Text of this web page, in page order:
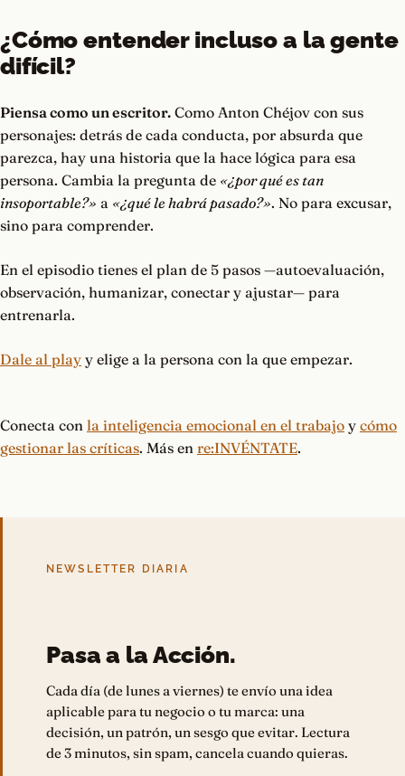
¿Cómo entender incluso a la gente
difícil?
Piensa como un escritor. Como Anton Chéjov con sus
personajes: detrás de cada conducta, por absurda que
parezca, hay una historia que la hace lógica para esa
persona. Cambia la pregunta de «¿por qué es tan
insoportable?» a «¿qué le habrá pasado?». No para excusar,
sino para comprender.
En el episodio tienes el plan de 5 pasos —autoevaluación,
observación, humanizar, conectar y ajustar— para
entrenarla.
Dale al play y elige a la persona con la que empezar.
Conecta con la inteligencia emocional en el trabajo y cómo
gestionar las críticas. Más en re:INVÉNTATE.
NEWSLETTER DIARIA
Pasa a la Acción.
Cada día (de lunes a viernes) te envío una idea
aplicable para tu negocio o tu marca: una
decisión, un patrón, un sesgo que evitar. Lectura
de 3 minutos, sin spam, cancela cuando quieras.